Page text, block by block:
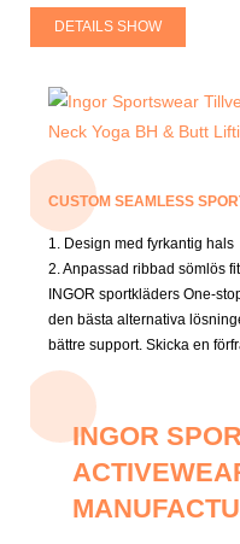
DETAILS SHOW
CUSTOM SEAMLESS
1. Design med fyrkantig hals
2. Anpassad ribbad sömlös
INGOR sportkläders One-
den bästa alternativa
bättre support. Skicka en
INGOR